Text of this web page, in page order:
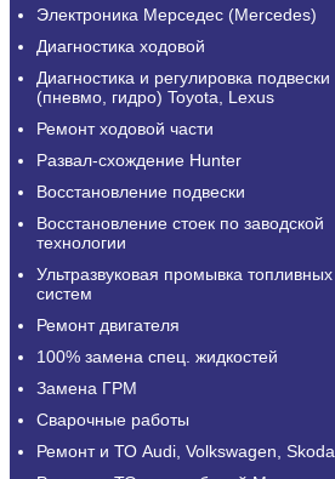
Электроника Мерседес (Mercedes)
Диагностика ходовой
Диагностика и регулировка подвески
(пневмо, гидро) Toyota, Lexus
Ремонт ходовой части
Развал-схождение Hunter
Восстановление подвески
Восстановление стоек по заводской
технологии
Ультразвуковая промывка топливных
систем
Ремонт двигателя
100% замена спец. жидкостей
Замена ГРМ
Сварочные работы
Ремонт и ТО Audi, Volkswagen, Skoda